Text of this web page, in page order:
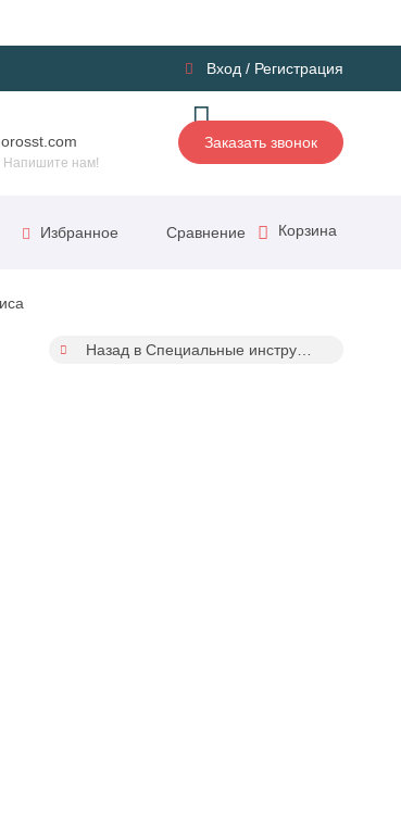
Вход / Регистрация
Напишите нам!
Заказать звонок
Избранное Сравнение Корзина
Назад в Специальные инструменты